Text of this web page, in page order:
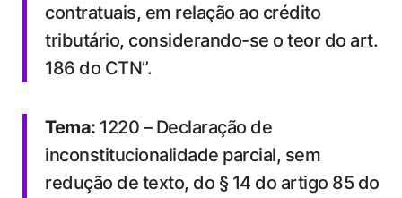
contratuais, em relação ao crédito
tributário, considerando-se o teor do art.
186 do CTN”.
Tema: 1220 – Declaração de
inconstitucionalidade parcial, sem
redução de texto, do § 14 do artigo 85 do